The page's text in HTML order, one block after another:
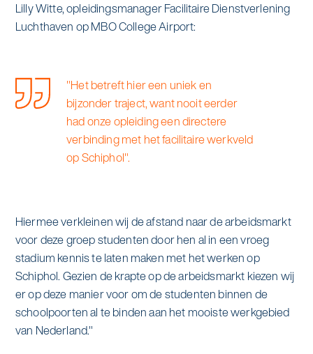
Lilly Witte, opleidingsmanager Facilitaire Dienstverlening
Luchthaven op MBO College Airport:
"Het betreft hier een uniek en
bijzonder traject, want nooit eerder
had onze opleiding een directere
verbinding met het facilitaire werkveld
op Schiphol".
Hiermee verkleinen wij de afstand naar de arbeidsmarkt
voor deze groep studenten door hen al in een vroeg
stadium kennis te laten maken met het werken op
Schiphol. Gezien de krapte op de arbeidsmarkt kiezen wij
er op deze manier voor om de studenten binnen de
schoolpoorten al te binden aan het mooiste werkgebied
van Nederland."